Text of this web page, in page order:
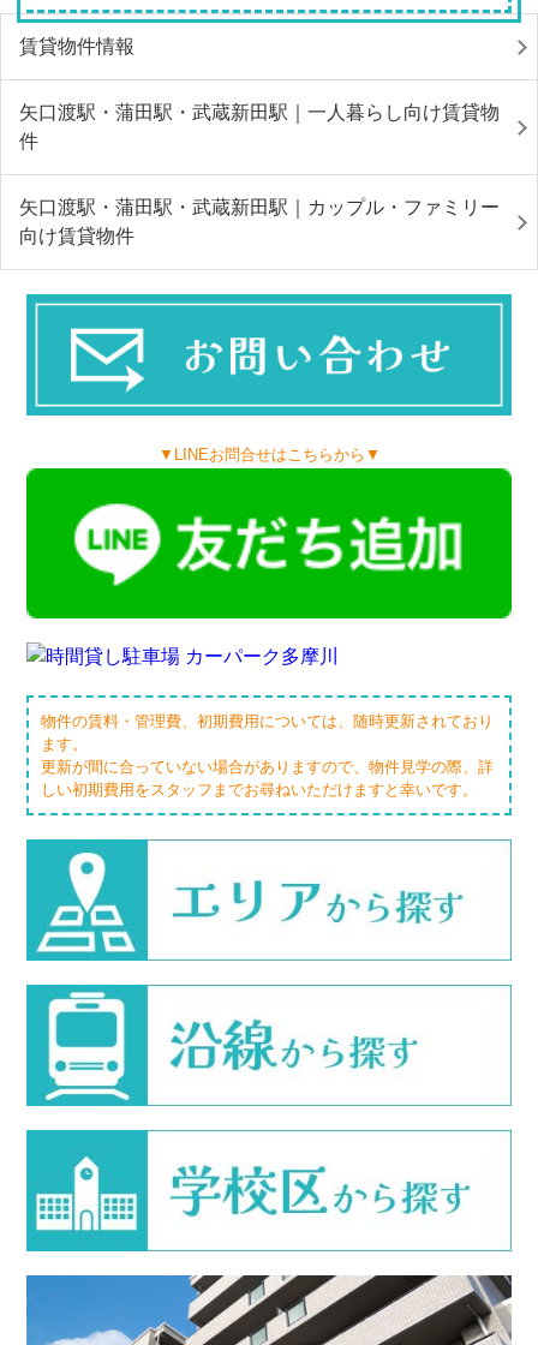
賃貸物件情報
矢口渡駅・蒲田駅・武蔵新田駅｜一人暮らし向け賃貸物
件
矢口渡駅・蒲田駅・武蔵新田駅｜カップル・ファミリー
向け賃貸物件
▼LINEお問合せはこちらから▼
物件の賃料・管理費、初期費用については、随時更新されており
ます。
更新が間に合っていない場合がありますので、物件見学の際、詳
しい初期費用をスタッフまでお尋ねいただけますと幸いです。